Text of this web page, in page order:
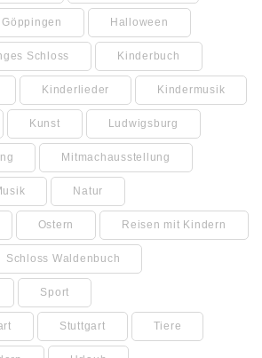
Göppingen Halloween
Schloss Kinderbuch
Kinderlieder Kindermusik
Kunst Ludwigsburg
Mitmachausstellung
Natur
Ostern Reisen mit Kindern
Schloss Waldenbuch
Sport
Stuttgart Tiere